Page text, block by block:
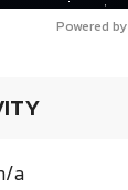
Powered by
a